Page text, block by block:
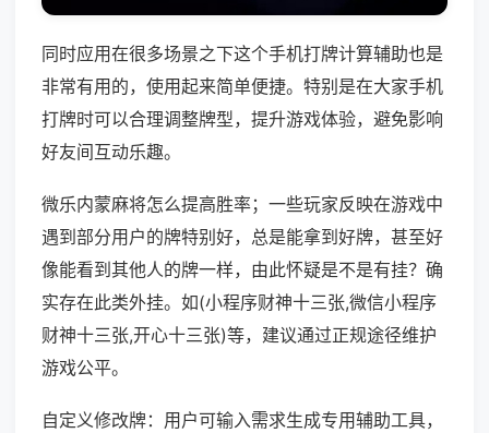
同时应用在很多场景之下这个手机打牌计算辅助也是
非常有用的，使用起来简单便捷。特别是在大家手机
打牌时可以合理调整牌型，提升游戏体验，避免影响
好友间互动乐趣。
微乐内蒙麻将怎么提高胜率；一些玩家反映在游戏中
遇到部分用户的牌特别好，总是能拿到好牌，甚至好
像能看到其他人的牌一样，由此怀疑是不是有挂？确
实存在此类外挂。如(小程序财神十三张,微信小程序
财神十三张,开心十三张)等，建议通过正规途径维护
游戏公平。
自定义修改牌：用户可输入需求生成专用辅助工具，